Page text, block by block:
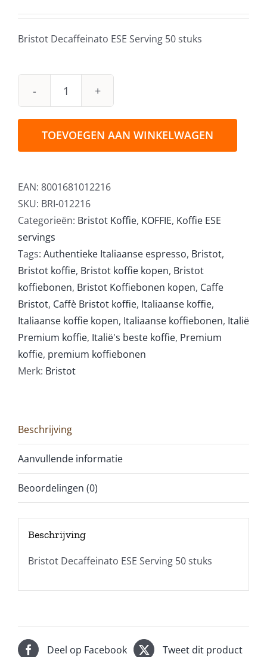
Bristot Decaffeinato ESE Serving 50 stuks
Bristot
ESE
stuks
aantal
TOEVOEGEN AAN WINKELWAGEN
EAN: 8001681012216
SKU: BRI-012216
Categorieën: Bristot Koffie, KOFFIE, Koffie ESE
servings
Tags: Authentieke Italiaanse espresso, Bristot,
Bristot koffie, Bristot koffie kopen, Bristot
koffiebonen, Bristot Koffiebonen kopen, Caffe
Bristot, Caffè Bristot koffie, Italiaanse koffie,
Italiaanse koffie kopen, Italiaanse koffiebonen, Italië
Premium koffie, Italië's beste koffie, Premium
koffie, premium koffiebonen
Merk: Bristot
Beschrijving
Aanvullende informatie
Beoordelingen (0)
Beschrijving
Bristot Decaffeinato ESE Serving 50 stuks
Deel op Facebook Tweet dit product